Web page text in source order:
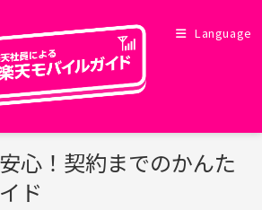
Language
心！契約までのかんた
ド